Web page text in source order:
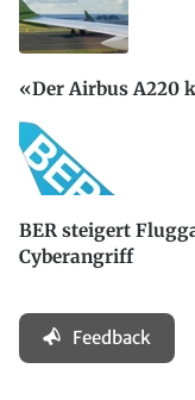
«Der Airbus A220
BER steigert
Cyberangriff
Feedback